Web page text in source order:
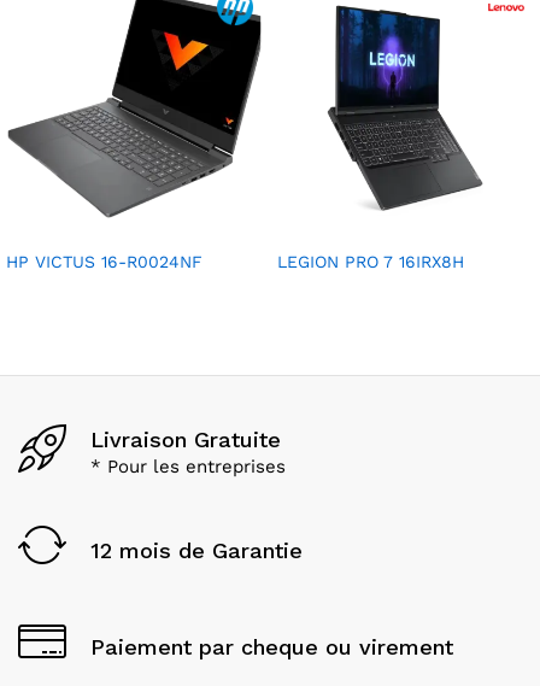
HP VICTUS 16-R0024NF LEGION PRO 7 16IRX8H
Livraison Gratuite
* Pour les entreprises
12 mois de Garantie
Paiement par cheque ou virement